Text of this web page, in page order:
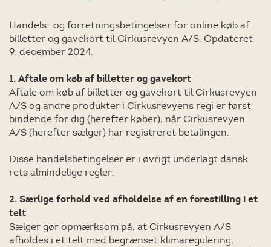
Handels- og forretningsbetingelser for online køb af
billetter og gavekort til Cirkusrevyen A/S. Opdateret
9. december 2024.
1. Aftale om køb af billetter og gavekort
Aftale om køb af billetter og gavekort til Cirkusrevyen
A/S og andre produkter i Cirkusrevyens regi er først
bindende for dig (herefter køber), når Cirkusrevyen
A/S (herefter sælger) har registreret betalingen.
Disse handelsbetingelser er i øvrigt underlagt dansk
rets almindelige regler.
2. Særlige forhold ved afholdelse af en forestilling i et
telt
Sælger gør opmærksom på, at Cirkusrevyen A/S
afholdes i et telt med begrænset klimaregulering,